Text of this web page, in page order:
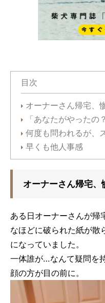
目次
オーナーさん帰宅、
「あなたがやったの
何度も問われるが、
早くも他人事感
オーナーさん帰宅
ある日オーナーさんが
なほどに破られた紙が散
になっていました。
一体誰が…なんて疑問を
顔の方が目の前に。